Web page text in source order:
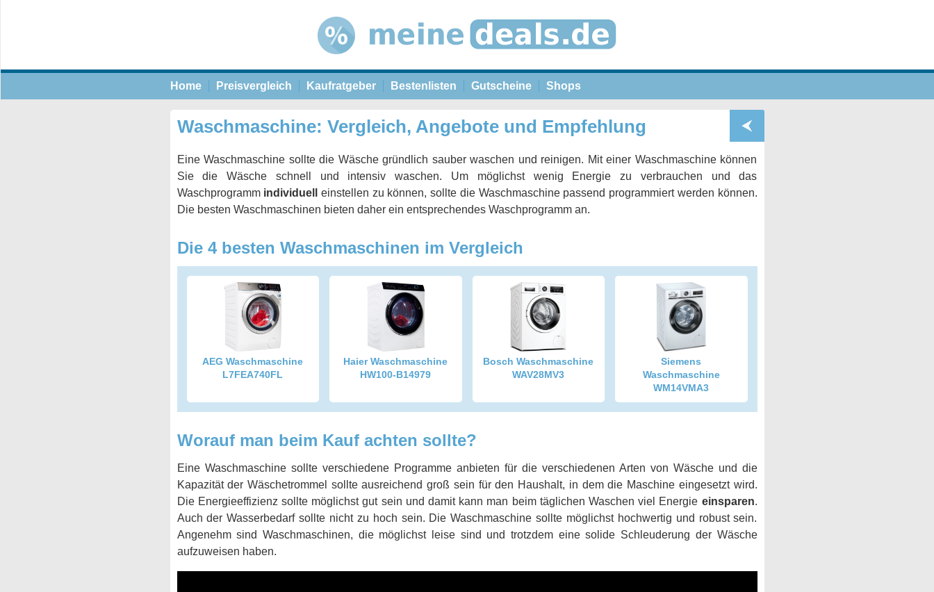
Home Preisvergleich Kaufratgeber Bestenlisten Gutscheine Shops
Waschmaschine: Vergleich, Angebote und Empfehlung
Eine Waschmaschine sollte die Wäsche gründlich sauber waschen und reinigen. Mit einer Waschmaschine können
Sie die Wäsche schnell und intensiv waschen. Um möglichst wenig Energie zu verbrauchen und das
Waschprogramm individuell
einstellen zu können, sollte die Waschmaschine passend programmiert werden können.
Die besten Waschmaschinen bieten daher ein entsprechendes Waschprogramm an.
Die 4 besten Waschmaschinen im Vergleich
AEG Waschmaschine
L7FEA740FL
Haier Waschmaschine
HW100-B14979
Bosch Waschmaschine
WAV28MV3
Siemens
Waschmaschine
WM14VMA3
Worauf man beim Kauf achten sollte?
Eine Waschmaschine sollte verschiedene Programme anbieten für die verschiedenen Arten von Wäsche und die
Kapazität der Wäschetrommel sollte ausreichend groß sein für den Haushalt, in dem die Maschine eingesetzt wird.
Die Energieeffizienz sollte möglichst gut sein und damit kann man beim täglichen Waschen viel Energie einsparen.
Auch der Wasserbedarf sollte nicht zu hoch sein. Die Waschmaschine sollte möglichst hochwertig und robust sein.
Angenehm sind Waschmaschinen, die möglichst leise sind und trotzdem eine solide Schleuderung der Wäsche
aufzuweisen haben.